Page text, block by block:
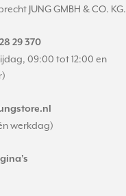
JUNG GMBH & CO. KG.
29 370
09:00 tot 12:00 en
werkdag)